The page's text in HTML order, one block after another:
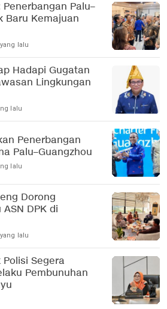
Palu–
Baru Kemajuan
lalu
Hadapi Gugatan
Lingkungan
lalu
Penerbangan
Palu–Guangzhou
lalu
Dorong
DPK di
lalu
Segera
Pembunuhan